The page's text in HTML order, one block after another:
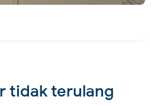
tidak terulang